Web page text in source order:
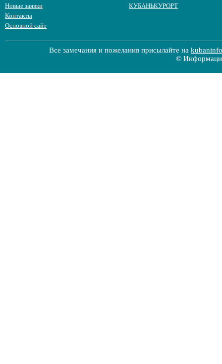
Новые заявки
Контакты
Основной сайт
КУБАНЬКУРОРТ
Все замечания и пожелания присылайте на
©